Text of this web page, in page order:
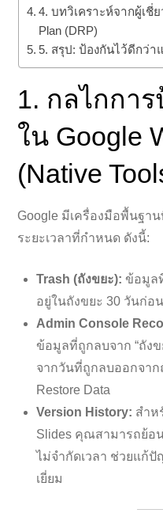
4. บทวิเคราะห์จากผู้เชี่
Plan (DRP)
5. สรุป: ป้องกันไว้ดีกว่า
1. กลไกกา
ใน Google
(Native
Google มีเครื่องมือพื้นฐ
ระยะเวลาที่กำหนด ดังนี้:
Trash (ถังขยะ): ข้อมูล
อยู่ในถังขยะ 30 วันก่อ
Admin Console
ข้อมูลที่ถูกลบจาก “ถัง
จากวันที่ถูกลบออกจาก
Restore Data
Version History: สำห
Slides คุณสามารถย้อ
ไม่จำกัดเวลา ช่วยแก้
เยี่ยม